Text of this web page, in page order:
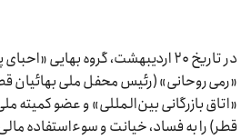
در تاریخ ۲۰ اردیبهشت، گروه بهایی
«اتاق بازرگانی بین‌المللی» و عضو کمیته
قطر) را به فساد، خیانت و سوءاستفاده